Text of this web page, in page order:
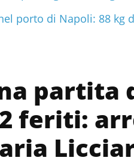
porto di Napoli: 88 kg
partita
feriti: